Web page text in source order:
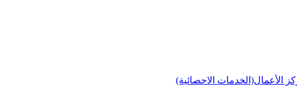
الأعمال(الخدمات الاحصائية)